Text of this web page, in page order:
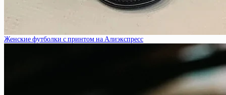
Женские футболки с принтом на Алиэкспресс